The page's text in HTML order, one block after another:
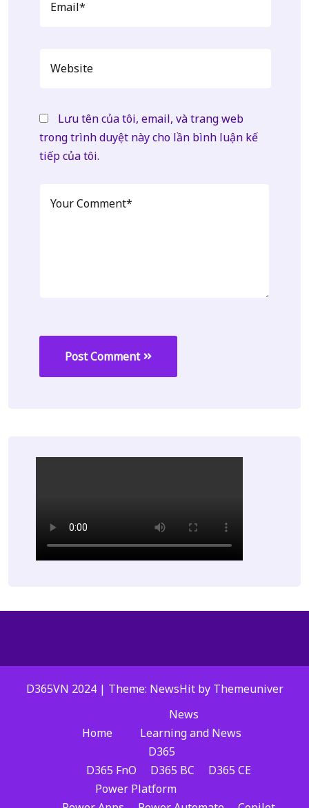
Lưu tên của tôi, email, và trang web
trong trình duyệt này cho lần bình luận kế
tiếp của tôi.
Post Comment
D365VN 2024 | Theme: NewsHit by Themeuniver
Home
News
Learning and News
D365
D365 FnO
D365 BC
D365 CE
Power Platform